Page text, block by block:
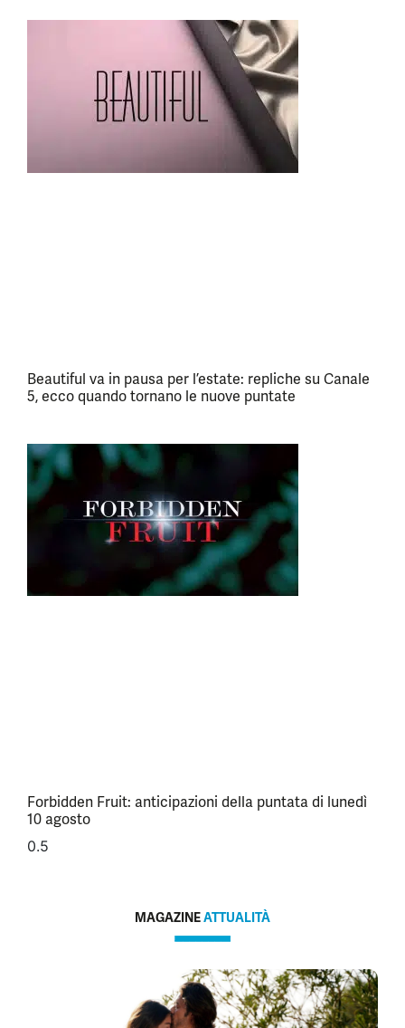
Beautiful va in pausa per l’estate: repliche su Canale
5, ecco quando tornano le nuove puntate
Forbidden Fruit: anticipazioni della puntata di lunedì
10 agosto
MAGAZINEATTUALITÀ